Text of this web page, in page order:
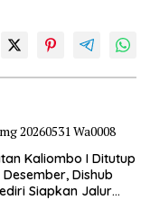
Kaliombo I Ditutup
Dishub
Siapkan Jalur